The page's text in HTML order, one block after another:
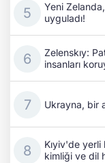
Yeni
uyguladı!
Zelenskıy:
insanları
Ukrayna, bir
Kıyiv'de yerli
kimliği ve dil